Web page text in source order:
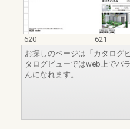
620
621
お探しのページは「カタログ
タログビューではweb上でパ
んになれます。